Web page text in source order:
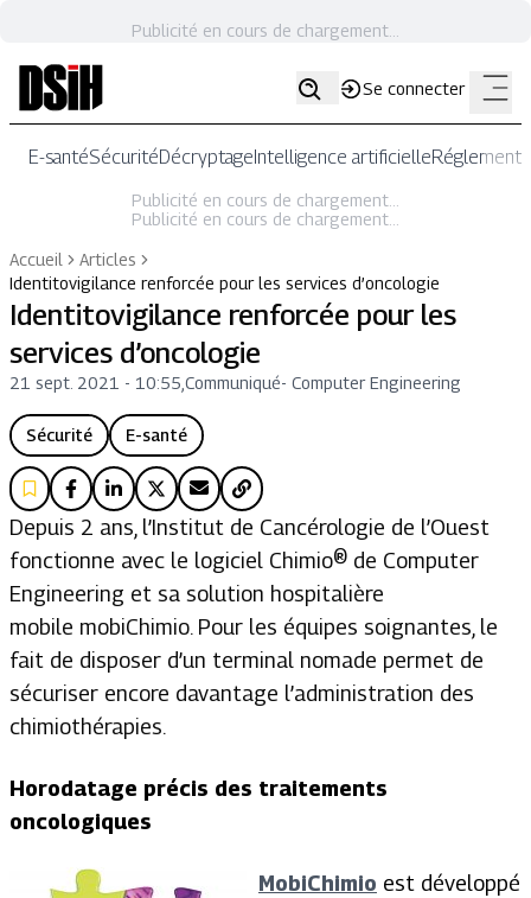
Publicité en cours de chargement...
Se connecter
E-santéSécuritéDécryptageIntelligence artificielle
Publicité en cours de chargement...
Publicité en cours de chargement...
Accueil
Articles
Identitovigilance renforcée pour les services d’oncologie
Identitovigilance renforcée pour les
services d’oncologie
21 sept. 2021 - 10:55 Communiqué- Computer Engineering
Sécurité E-santé
Depuis 2 ans, l’Institut de Cancérologie de l’Ouest
fonctionne avec le logiciel Chimio® de Computer
Engineering et sa solution hospitalière
mobile mobiChimio. Pour les équipes soignantes, le
fait de disposer d’un terminal nomade permet de
sécuriser encore davantage l’administration des
chimiothérapies.
Horodatage précis des traitements
oncologiques
MobiChimio est développé